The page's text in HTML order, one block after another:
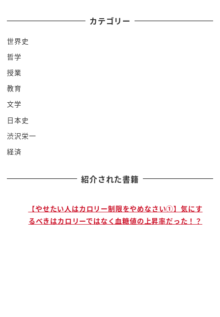
な参加に入れるんだけどそこ
遇が悪いっていうものがどんどん
増えちゃったっ
分かったグル使う
あの買収したところがちゃんと女性ちゃんとを開け
るからまた追加でコストかかる
いうんですねその上これは全体的に
意識が低いんだよね
女性たちの声をずっと言われ誰が拾い上げられてな
員を集めて女性従業員の雇用をね
コインを集めたそのこの問題に対するね意見を結界
っていうのを設けたとね
カテゴリー
世界史
哲学
授業
教育
文学
日本史
渋沢栄一
経済
紹介された書籍
【やせたい人はカロリー制限をやめなさい①】気にす
るべきはカロリーではなく血糖値の上昇率だった！？